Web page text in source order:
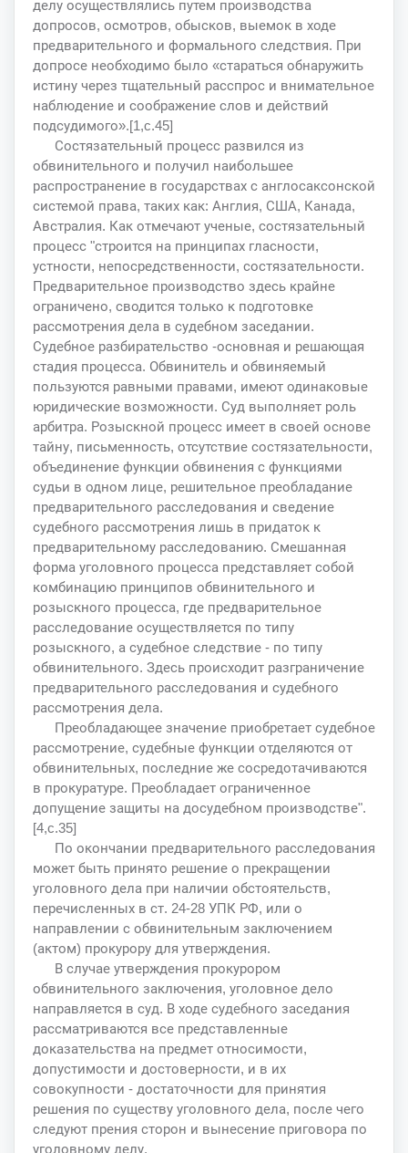
делу осуществлялись путем производства
допросов, осмотров, обысков, выемок в ходе
предварительного и формального следствия. При
допросе необходимо было «стараться обнаружить
истину через тщательный расспрос и внимательное
наблюдение и соображение слов и действий
подсудимого».[1,c.45]
Состязательный процесс развился из
обвинительного и получил наибольшее
распространение в государствах с англосаксонской
системой права, таких как: Англия, США, Канада,
Австралия. Как отмечают ученые, состязательный
процесс "строится на принципах гласности,
устности, непосредственности, состязательности.
Предварительное производство здесь крайне
ограничено, сводится только к подготовке
рассмотрения дела в судебном заседании.
Судебное разбирательство -основная и решающая
стадия процесса. Обвинитель и обвиняемый
пользуются равными правами, имеют одинаковые
юридические возможности. Суд выполняет роль
арбитра. Розыскной процесс имеет в своей основе
тайну, письменность, отсутствие состязательности,
объединение функции обвинения с функциями
судьи в одном лице, решительное преобладание
предварительного расследования и сведение
судебного рассмотрения лишь в придаток к
предварительному расследованию. Смешанная
форма уголовного процесса представляет собой
комбинацию принципов обвинительного и
розыскного процесса, где предварительное
расследование осуществляется по типу
розыскного, а судебное следствие - по типу
обвинительного. Здесь происходит разграничение
предварительного расследования и судебного
рассмотрения дела.
Преобладающее значение приобретает судебное
рассмотрение, судебные функции отделяются от
обвинительных, последние же сосредотачиваются
в прокуратуре. Преобладает ограниченное
допущение защиты на досудебном производстве".
[4,c.35]
По окончании предварительного расследования
может быть принято решение о прекращении
уголовного дела при наличии обстоятельств,
перечисленных в ст. 24-28 УПК РФ, или о
направлении с обвинительным заключением
(актом) прокурору для утверждения.
В случае утверждения прокурором
обвинительного заключения, уголовное дело
направляется в суд. В ходе судебного заседания
рассматриваются все представленные
доказательства на предмет относимости,
допустимости и достоверности, и в их
совокупности - достаточности для принятия
решения по существу уголовного дела, после чего
следуют прения сторон и вынесение приговора по
уголовному делу.